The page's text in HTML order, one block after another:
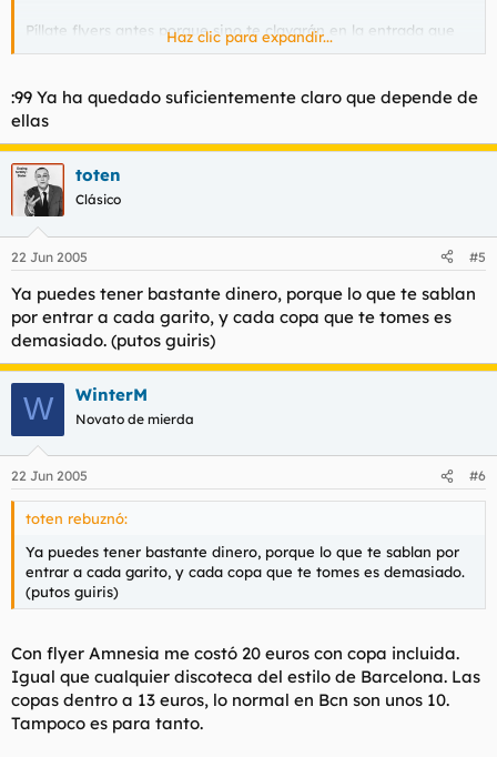
Píllate flyers antes porque sino te clavarán en la entrada que
no veas.
Lo de ligar ya depende de tí
Haz clic para expandir...
:99 Ya ha quedado suficientemente claro que depende de
ellas
toten
Clásico
22 Jun 2005 #5
Ya puedes tener bastante dinero, porque lo que te sablan
por entrar a cada garito, y cada copa que te tomes es
demasiado. (putos guiris)
W WinterM
Novato de mierda
22 Jun 2005 #6
toten rebuznó:
Ya puedes tener bastante dinero, porque lo que te sablan por
entrar a cada garito, y cada copa que te tomes es demasiado.
(putos guiris)
Con flyer Amnesia me costó 20 euros con copa incluida.
Igual que cualquier discoteca del estilo de Barcelona. Las
copas dentro a 13 euros, lo normal en Bcn son unos 10.
Tampoco es para tanto.